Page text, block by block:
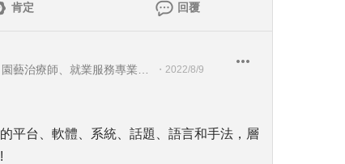
肯定 回覆
・ 2022/8/9
平台、軟體、系統、話題、語言和手法，層